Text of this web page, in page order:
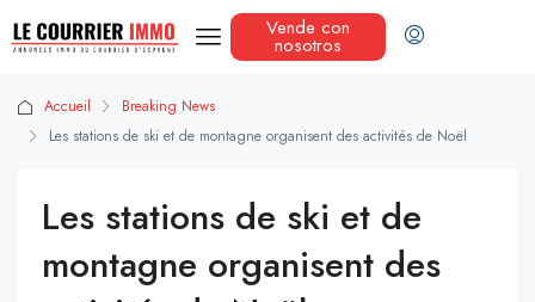
Vende con
nosotros
Accueil
Breaking News
Les stations de ski et de montagne organisent des activités de Noël
Les stations de ski et de
montagne organisent des